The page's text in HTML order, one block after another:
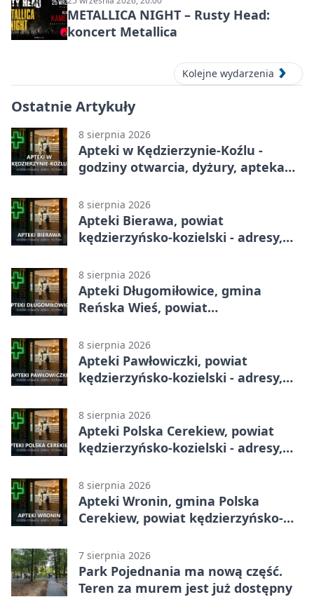
METALLICA NIGHT – Rusty Head:
koncert Metallica
Kolejne wydarzenia
Ostatnie Artykuły
8 sierpnia 2026
Apteki w Kędzierzynie-Koźlu -
godziny otwarcia, dyżury, apteka
8 sierpnia 2026
Apteki Bierawa, powiat
kędzierzyńsko-kozielski - adresy,
8 sierpnia 2026
Apteki Długomiłowice, gmina
Reńska Wieś, powiat
telefony, godziny otwarcia
8 sierpnia 2026
Apteki Pawłowiczki, powiat
kędzierzyńsko-kozielski - adresy,
8 sierpnia 2026
Apteki Polska Cerekiew, powiat
kędzierzyńsko-kozielski - adresy,
8 sierpnia 2026
Apteki Wronin, gmina Polska
Cerekiew, powiat kędzierzyńsko-
otwarcia
7 sierpnia 2026
Park Pojednania ma nową część.
Teren za murem jest już dostępny